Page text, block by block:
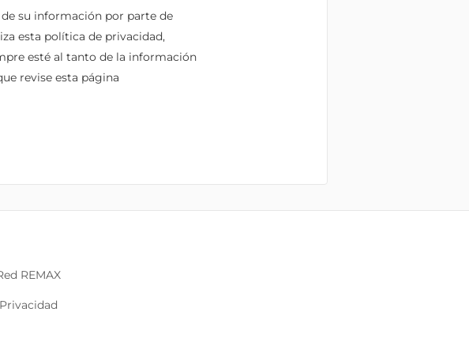
su información por parte de
esta política de privacidad,
esté al tanto de la información
revise esta página
REMAX